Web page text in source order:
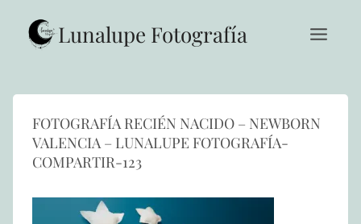
contenido Lunalupe Fotografía
FOTOGRAFÍA RECIÉN NACIDO – NEWBORN
VALENCIA – LUNALUPE FOTOGRAFÍA-
COMPARTIR-123